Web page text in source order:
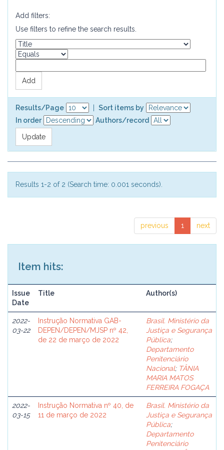
Add filters:
Use filters to refine the search results.
Results/Page
Sort items by
In order
Authors/record
Results 1-2 of 2 (Search time: 0.001 seconds).
previous 1 next
Item hits:
Issue
Date
Title Author(s)
2022-
03-22
Instrução Normativa GAB-
DEPEN/DEPEN/MJSP nº 42,
de 22 de março de 2022
Brasil. Ministério da
Justiça e Segurança
Pública;
Departamento
Penitenciário
Nacional; TÂNIA
MARIA MATOS
FERREIRA FOGAÇA
2022-
03-15
Instrução Normativa nº 40, de
11 de março de 2022
Brasil. Ministério da
Justiça e Segurança
Pública;
Departamento
Penitenciário